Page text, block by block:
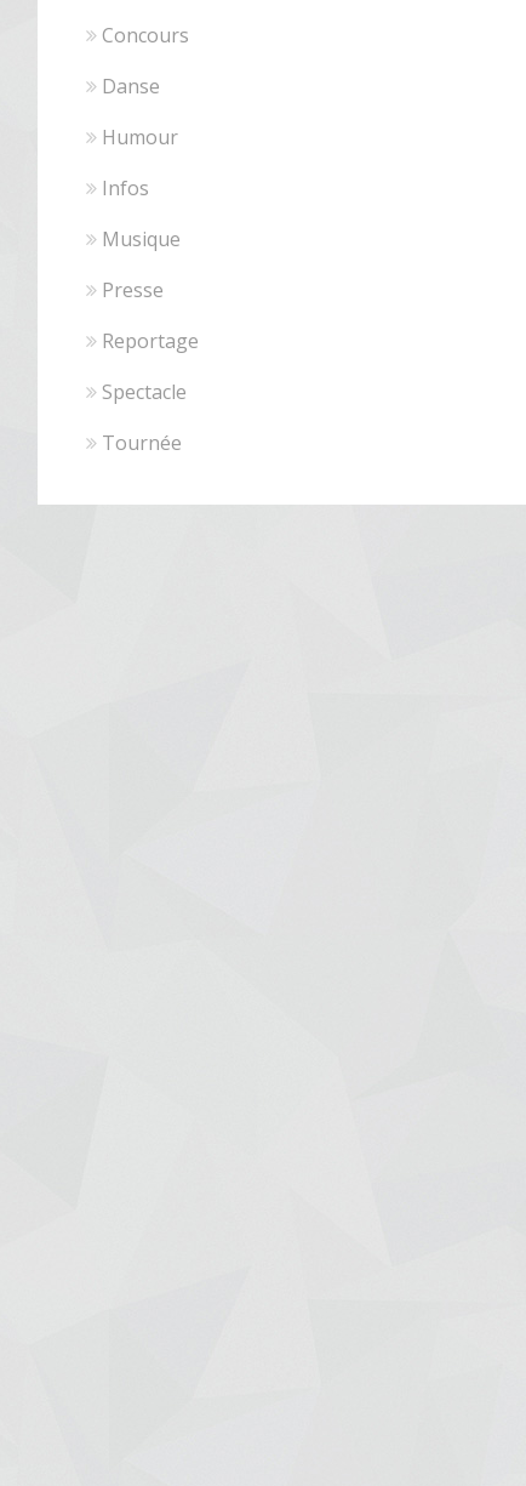
Concours
Danse
Humour
Infos
Musique
Presse
Reportage
Spectacle
Tournée